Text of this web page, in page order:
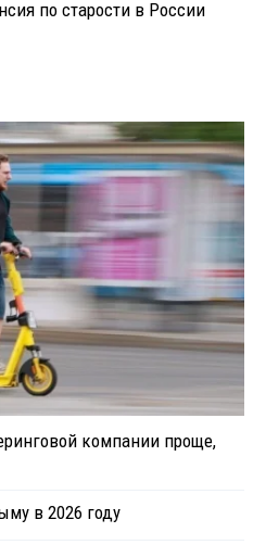
по старости в России
компании проще,
в 2026 году